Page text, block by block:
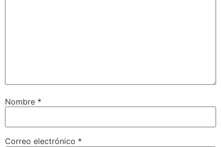
Nombre *
Correo electrónico *